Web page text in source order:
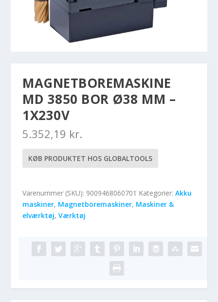
MAGNETBOREMASKINE
MD 3850 BOR Ø38 MM –
1X230V
5.352,19 kr.
KØB PRODUKTET HOS GLOBALTOOLS
Varenummer (SKU): 9009468060701 Kategorier:Akku
maskiner, Magnetboremaskiner, Maskiner &
elværktøj,Værktøj